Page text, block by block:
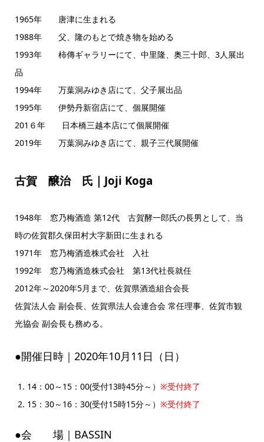
1965年 唐津に生まれる
1988年 父、隆のもとで焼き物を始める
1993年 柿傳ギャラリーにて、中里隆、奥三十郎、3人展出
品
1994年 万葉洞みゆき店にて、父子展出品
1995年 伊勢丹新宿店にて、個展開催
201６年 日本橋三越本店にて個展開催
2019年 万葉洞みゆき店にて、親子三代展開催
古賀 醸治 氏｜Joji Koga
1948年 窓乃梅酒造 第12代 古賀酵一郎氏の長男として、当
時の佐賀郡久保田村大字新田に生まれる
1971年 窓乃梅酒造株式会社 入社
1992年 窓乃梅酒造株式会社 第13代社長就任
2012年～2020年5月まで、佐賀県酒造組合会長
佐賀法人会 副会長、佐賀県法人会連合会 常任理事、 佐賀市観
光協会 副会長も務める。
●開催日時｜2020年10月11日（日）
14：00～15：00(受付13時45分～） ※受付終了
15：30～16：30(受付15時15分～） ※受付終了
●会 場｜BASSIN